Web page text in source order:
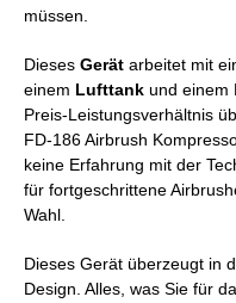
müssen.
Dieses Gerät arbeitet mit
einem Lufttank und einem
Preis-Leistungsverhältnis
FD-186 Airbrush
keine Erfahrung mit der
für fortgeschrittene
Wahl.
Dieses Gerät überzeugt in
Design. Alles, was Sie für